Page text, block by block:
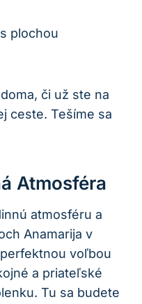
plochou
či už ste na
ceste. Tešíme sa
Atmosféra
atmosféru a
Anamarija v
voľbou
a priateľské
Tu sa budete